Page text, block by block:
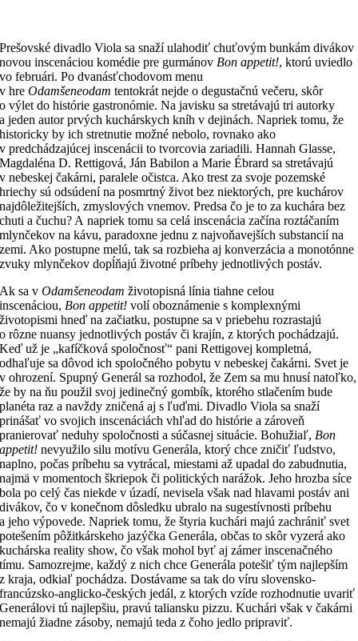
Prešovské divadlo Viola sa snaží ulahodiť chuťovým bunkám divákov
novou inscenáciou komédie pre gurmánov Bon appetit!, ktorú uviedlo
vo februári. Po dvanásťchodovom menu
v hreOdamšeneodamtentokrát nejde o degustačnú večeru, skôr
o výlet do histórie gastronómie. Na javisku sa stretávajú tri autorky
a jeden autor prvých kuchárskych kníh v dejinách. Napriek tomu, že
historicky by ich stretnutie možné nebolo, rovnako ako
v predchádzajúcej inscenácii to tvorcovia zariadili. Hannah Glasse,
Magdaléna D. Rettigová, Ján Babilon a Marie Ébrard sa stretávajú
v nebeskej čakárni, paralele očistca. Ako trest za svoje pozemské
hriechy sú odsúdení na posmrtný život bez niektorých, pre kuchárov
najdôležitejších, zmyslových vnemov. Predsa čo je to za kuchára bez
chuti a čuchu? A napriek tomu sa celá inscenácia začína roztáčaním
mlynčekov na kávu, paradoxne jednu z najvoňavejších substancií na
zemi. Ako postupne melú, tak sa rozbieha aj konverzácia a monotónne
zvuky mlynčekov dopĺňajú životné príbehy jednotlivých postáv.
Ak sa vOdamšeneodamživotopisná línia tiahne celou
inscenáciou, Bon appetit!volí oboznámenie s komplexnými
životopismi hneď na začiatku, postupne sa v priebehu rozrastajú
o rôzne nuansy jednotlivých postáv či krajín, z ktorých pochádzajú.
Keď už je „kafíčková spoločnosť“ pani Rettigovej kompletná,
odhaľuje sa dôvod ich spoločného pobytu v nebeskej čakárni. Svet je
v ohrození. Spupný Generál sa rozhodol, že Zem sa mu hnusí natoľko,
že by na ňu použil svoj jedinečný gombík, ktorého stlačením bude
planéta raz a navždy zničená aj s ľuďmi. Divadlo Viola sa snaží
prinášať vo svojich inscenáciách vhľad do histórie a zároveň
pranierovať neduhy spoločnosti a súčasnej situácie. Bohužiaľ, Bon
appetit! nevyužilo silu motívu Generála, ktorý chce zničiť ľudstvo,
naplno, počas príbehu sa vytrácal, miestami až upadal do zabudnutia,
najmä v momentoch škriepok či politických narážok. Jeho hrozba síce
bola po celý čas niekde v úzadí, nevisela však nad hlavami postáv ani
divákov, čo v konečnom dôsledku ubralo na sugestívnosti príbehu
a jeho výpovede. Napriek tomu, že štyria kuchári majú zachrániť svet
potešením pôžitkárskeho jazýčka Generála, občas to skôr vyzerá ako
kuchárska reality show, čo však mohol byť aj zámer inscenačného
tímu. Samozrejme, každý z nich chce Generála potešiť tým najlepším
z kraja, odkiaľ pochádza. Dostávame sa tak do víru slovensko-
francúzsko-anglicko-českých jedál, z ktorých vzíde rozhodnutie uvariť
Generálovi tú najlepšiu, pravú taliansku pizzu. Kuchári však v čakárni
nemajú žiadne zásoby, nemajú teda z čoho jedlo pripraviť.